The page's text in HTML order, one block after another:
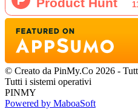
© Creato da PinMy.Co 2026 -
Tutti i sistemi operativi
PINMY
Powered by MaboaSoft